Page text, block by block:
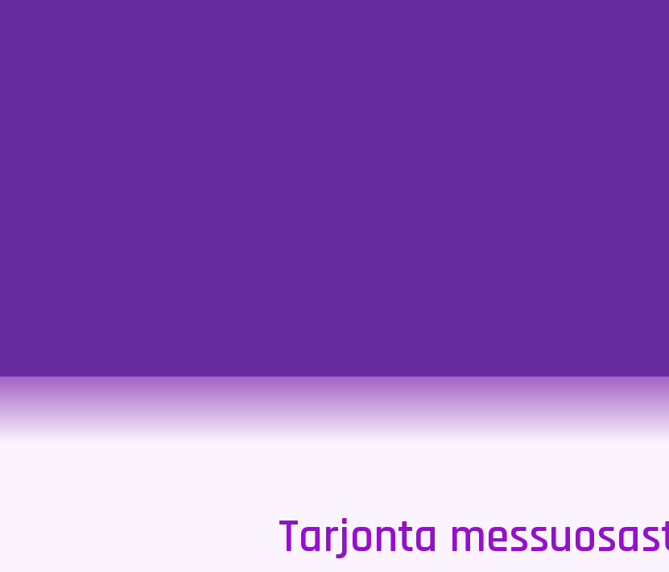
Tarjonta